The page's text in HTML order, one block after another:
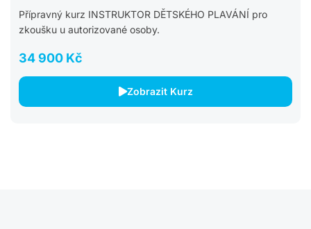
Přípravný kurz INSTRUKTOR DĚTSKÉHO PLAVÁNÍ pro
zkoušku u autorizované osoby.
34 900 Kč
Zobrazit Kurz